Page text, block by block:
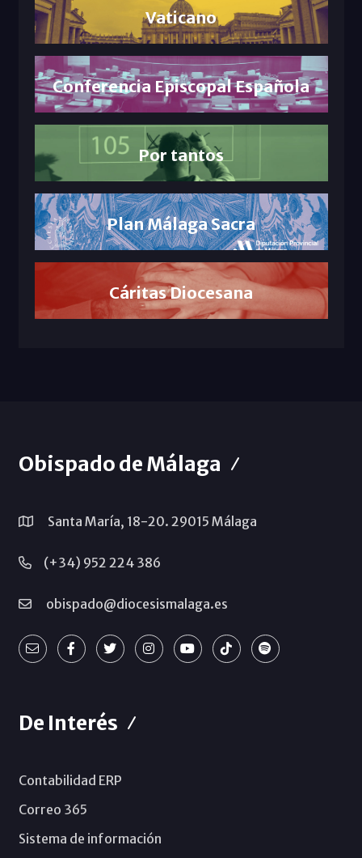
Vaticano
Conferencia Episcopal Española
Por tantos
Plan Málaga Sacra
Cáritas Diocesana
Obispado de Málaga
Santa María, 18-20. 29015 Málaga
(+34) 952 224 386
obispado@diocesismalaga.es
De Interés
Contabilidad ERP
Correo 365
Sistema de información